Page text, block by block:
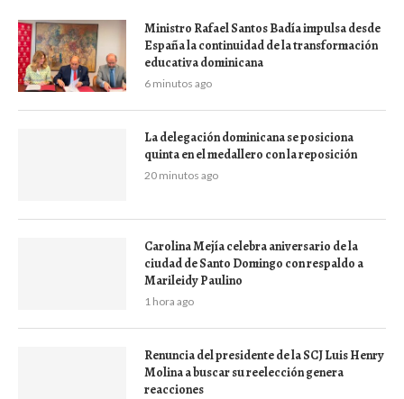
Ministro Rafael Santos Badía impulsa desde
España la continuidad de la transformación
educativa dominicana
6 minutos ago
La delegación dominicana se posiciona
quinta en el medallero con la reposición
20 minutos ago
Carolina Mejía celebra aniversario de la
ciudad de Santo Domingo con respaldo a
Marileidy Paulino
1 hora ago
Renuncia del presidente de la SCJ Luis Henry
Molina a buscar su reelección genera
reacciones